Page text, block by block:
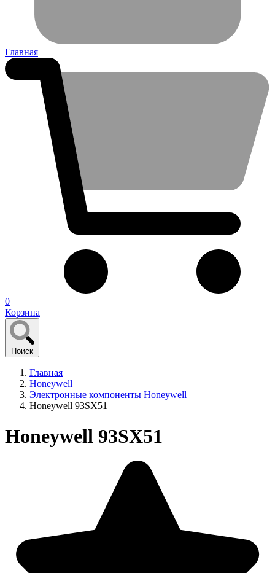
Главная
0
Корзина
Поиск
Главная
Honeywell
Электронные компоненты Honeywell
Honeywell 93SX51
Honeywell 93SX51